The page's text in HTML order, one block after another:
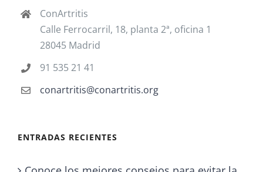
ConArtritis
Calle Ferrocarril, 18, planta 2ª, oficina 1
28045 Madrid
91 535 21 41
conartritis@conartritis.org
ENTRADAS RECIENTES